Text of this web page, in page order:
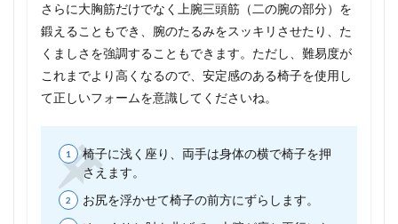
さらに大胸筋だけでなく上腕三頭筋（二の腕の部分）を
鍛えることもでき、腕のたるみをスッキリさせたり、た
くましさを強調することもできます。ただし、難易度が
これまでより高くなるので、安定感のある椅子を使用し
て正しいフォームを意識してくださいね。
椅子に浅く座り、両手は身体の横で椅子を押
さえます。
お尻を浮かせて椅子の前方にずらします。